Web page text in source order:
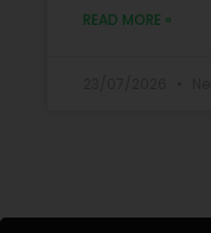
READ MORE »